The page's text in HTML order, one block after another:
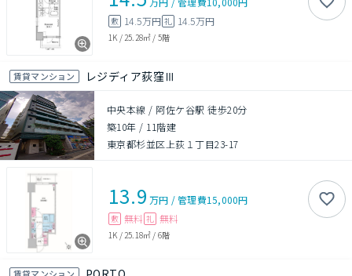
敷 14.5万円 礼 14.5万円
1K / 25.28㎡ / 5階
賃貸マンション レジディア荻窪Ⅲ
中央本線 / 阿佐ケ谷駅 徒歩20分
築10年 / 11階建
東京都杉並区上荻１丁目23-17
13.9 万円 /管理費15,000円
敷 無料 礼 無料
1K / 25.18㎡ / 6階
賃貸マンション